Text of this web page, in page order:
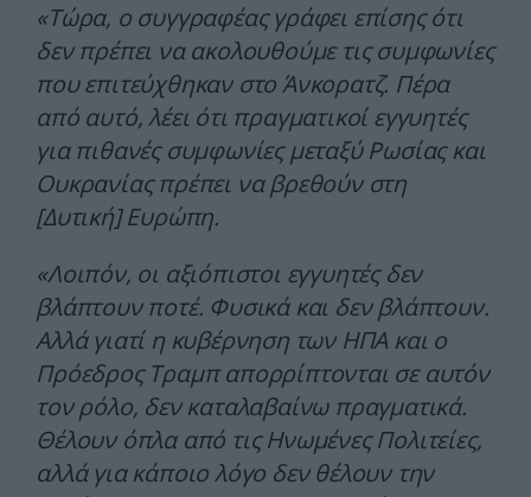
«Τώρα, ο συγγραφέας γράφει επίσης ότι
δεν πρέπει να ακολουθούμε τις συμφωνίες
που επιτεύχθηκαν στο Άνκορατζ. Πέρα
από αυτό, λέει ότι πραγματικοί εγγυητές
για πιθανές συμφωνίες μεταξύ Ρωσίας και
Ουκρανίας πρέπει να βρεθούν στη
[Δυτική] Ευρώπη.
«Λοιπόν, οι αξιόπιστοι εγγυητές δεν
βλάπτουν ποτέ. Φυσικά και δεν βλάπτουν.
Αλλά γιατί η κυβέρνηση των ΗΠΑ και ο
Πρόεδρος Τραμπ απορρίπτονται σε αυτόν
τον ρόλο, δεν καταλαβαίνω πραγματικά.
Θέλουν όπλα από τις Ηνωμένες Πολιτείες,
αλλά για κάποιο λόγο δεν θέλουν την